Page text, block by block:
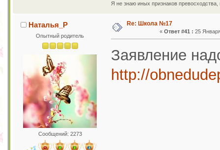
Я не знаю иных признаков
Наталья_Р
Опытный родитель
Сообщений: 2273
Re: Школа №17
« Ответ #41 : 25
Заявление
http://